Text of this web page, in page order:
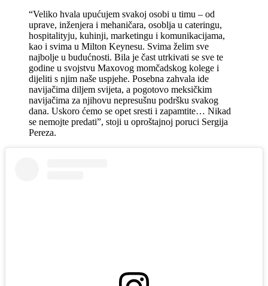
“Veliko hvala upućujem svakoj osobi u timu – od
uprave, inženjera i mehaničara, osoblja u cateringu,
hospitalityju, kuhinji, marketingu i komunikacijama,
kao i svima u Milton Keynesu. Svima želim sve
najbolje u budućnosti. Bila je čast utrkivati se sve te
godine u svojstvu Maxovog momčadskog kolege i
dijeliti s njim naše uspjehe. Posebna zahvala ide
navijačima diljem svijeta, a pogotovo meksičkim
navijačima za njihovu nepresušnu podršku svakog
dana. Uskoro ćemo se opet sresti i zapamtite… Nikad
se nemojte predati”, stoji u oproštajnoj poruci Sergija
Pereza.